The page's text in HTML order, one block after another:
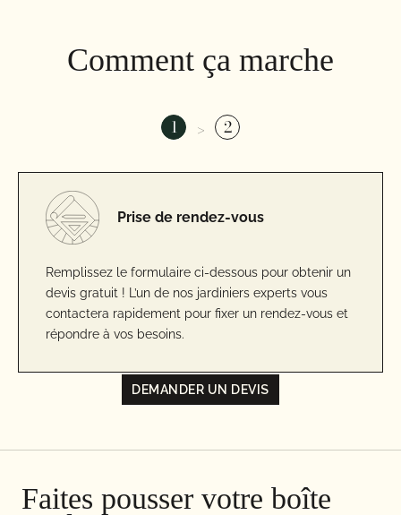
Comment ça marche
1 2
Prise de rendez-vous
Remplissez le formulaire ci-dessous pour obtenir un
devis gratuit ! L’un de nos jardiniers experts vous
contactera rapidement pour fixer un rendez-vous et
répondre à vos besoins.
prend en charge l’ensemble de la taille de haies.
Vous n’avez rien à faire, si ce n’est profiter d’un jardin
parfaitement entretenu et harmonieux !
DEMANDER UN DEVIS
Faites pousser votre boîte